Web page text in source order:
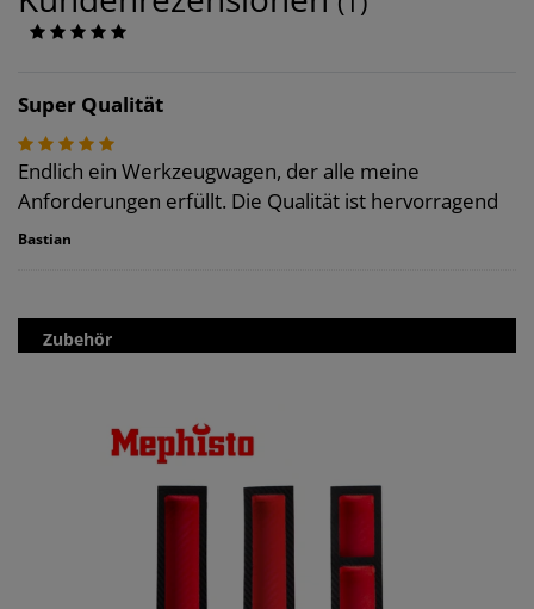
Super Qualität
Endlich ein Werkzeugwagen, der alle meine
Anforderungen erfüllt. Die Qualität ist hervorragend
Bastian
Zubehör